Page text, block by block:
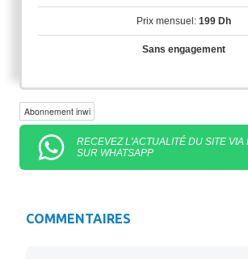
Prix mensuel: 199 Dh
Sans engagement
Abonnement inwi
RECEVEZ L'ACTUALITÉ DU SITE VIA
SUR WHATSAPP
COMMENTAIRES